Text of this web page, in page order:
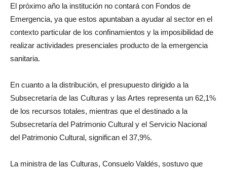
El próximo año la institución no contará con Fondos de
Emergencia, ya que estos apuntaban a ayudar al sector en el
contexto particular de los confinamientos y la imposibilidad de
realizar actividades presenciales producto de la emergencia
sanitaria.
En cuanto a la distribución, el presupuesto dirigido a la
Subsecretaría de las Culturas y las Artes representa un 62,1%
de los recursos totales, mientras que el destinado a la
Subsecretaría del Patrimonio Cultural y el Servicio Nacional
del Patrimonio Cultural, significan el 37,9%.
La ministra de las Culturas, Consuelo Valdés, sostuvo que